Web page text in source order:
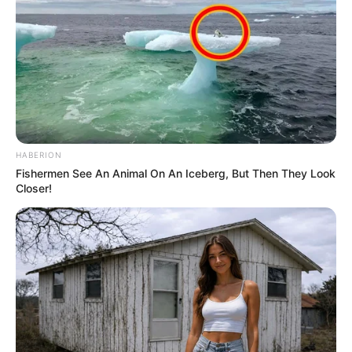
de coibir a prática.
—Foto/Reprodução/ TSE
Em Santa Catarina, uma das maiores indústrias têxteis do país,
com mais de 1.700 empregados, foi notificada pela prática de
assédio eleitoral, conforme denúncia feita pelo Sindicato dos
Trabalhadores de Blumenau. A prática havia ocorrido já no primeiro
turno.
HABERION
Fishermen See An Animal On An Iceberg, But Then They Look
Closer!